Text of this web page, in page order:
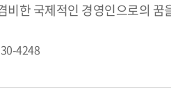
비한 국제적인 경영인으로의 꿈
4248